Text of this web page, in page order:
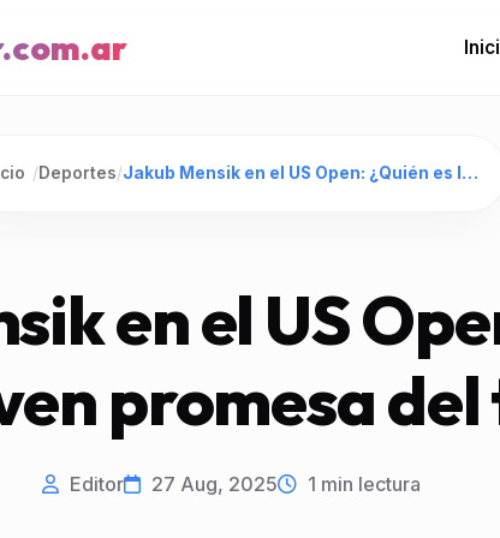
/Deportes/ Jakub Mensik en el US Open: ¿Quién es la joven promesa del tenis?
en el US
promesa
Editor 27 Aug, 2025 1 min lectura